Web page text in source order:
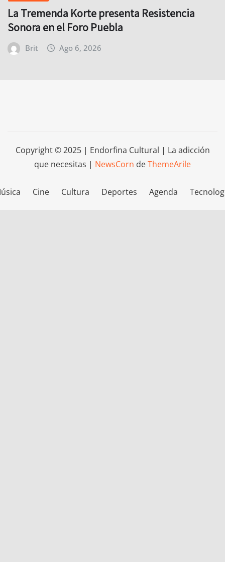
La Tremenda Korte presenta Resistencia
Sonora en el Foro Puebla
Brit Ago 6, 2026
Copyright © 2025 | Endorfina Cultural | La adicción
que necesitas | NewsCorn deThemeArile
Cine Cultura Deportes Agenda